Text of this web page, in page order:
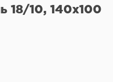
18/10, 140x100